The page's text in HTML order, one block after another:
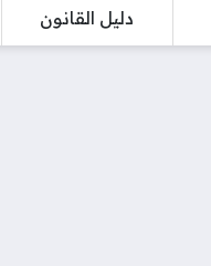
دليل القانون